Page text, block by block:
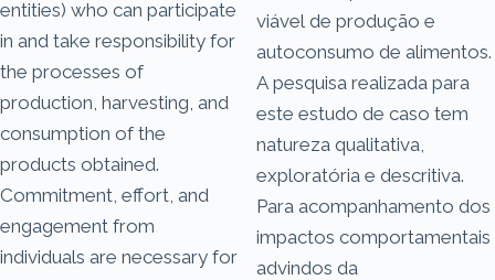
entities) who can participate
in and take responsibility for
the processes of
production, harvesting, and
consumption of the
products obtained.
Commitment, effort, and
engagement from
individuals are necessary for
viável de produção e
autoconsumo de alimentos.
A pesquisa realizada para
este estudo de caso tem
natureza qualitativa,
exploratória e descritiva.
Para acompanhamento dos
impactos comportamentais
advindos da